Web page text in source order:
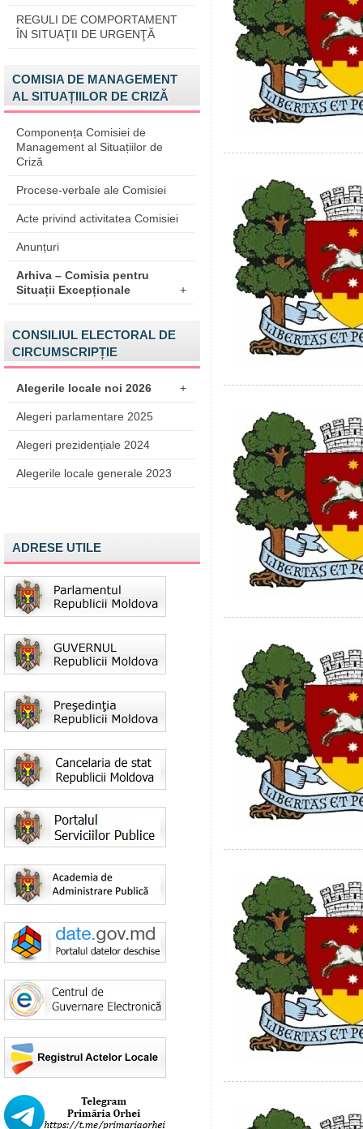
REGULI DE COMPORTAMENT
ÎN SITUAŢII DE URGENŢĂ
COMISIA DE MANAGEMENT
AL SITUAȚIILOR DE CRIZĂ
Componența Comisiei de
Management al Situațiilor de
Criză
Procese-verbale ale Comisiei
Acte privind activitatea Comisiei
Anunțuri
Arhiva – Comisia pentru
Situații Excepționale
+
CONSILIUL ELECTORAL DE
CIRCUMSCRIPȚIE
Alegerile locale noi 2026 +
Alegeri parlamentare 2025
Alegeri prezidențiale 2024
Alegerile locale generale 2023
ADRESE UTILE